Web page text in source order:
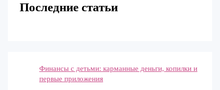
Последние статьи
Финансы с детьми: карманные деньги, копилки и
первые приложения